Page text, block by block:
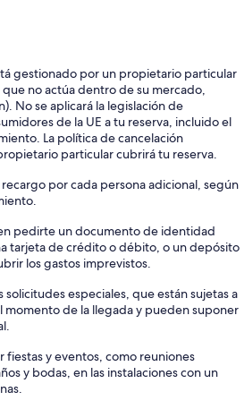
gestionado por un propietario particular
no actúa dentro de su mercado,
No se aplicará la legislación de
de la UE a tu reserva, incluido el
La política de cancelación
particular cubrirá tu reserva.
por cada persona adicional, según
pedirte un documento de identidad
tarjeta de crédito o débito, o un depósito
los gastos imprevistos.
solicitudes especiales, que están sujetas a
de la llegada y pueden suponer
fiestas y eventos, como reuniones
y bodas, en las instalaciones con un